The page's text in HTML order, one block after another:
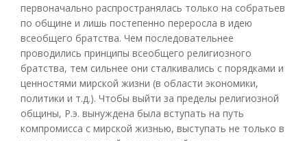
первоначально распространялась только на собратьев
по общине и лишь постепенно переросла в идею
всеобщего братства. Чем последовательнее
проводились принципы всеобщего религиозного
братства, тем сильнее они сталкивались с порядками и
ценностями мирской жизни (в области экономики,
политики и т.д.). Чтобы выйти за пределы религиозной
общины, Р.э. вынуждена была вступать на путь
компромисса с мирской жизнью, выступать не только в